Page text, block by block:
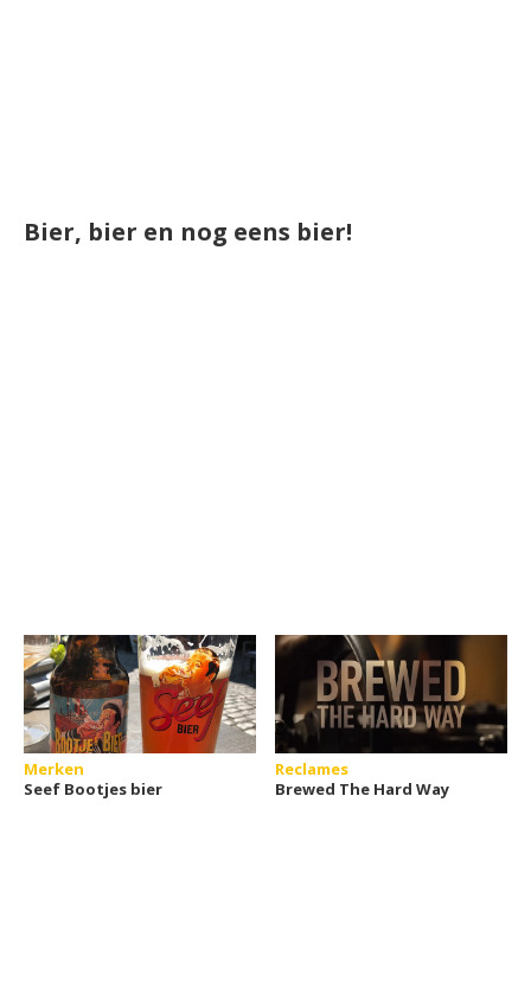
Bier, bier en nog eens bier!
Merken
Seef Bootjes bier
Reclames
Brewed The Hard Way